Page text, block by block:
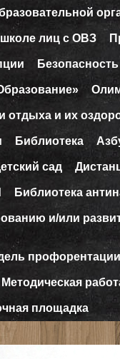
лиц с ОВЗ
Безопасность
отдыха и их
Библиотека
сад
Библиотека
и/или
Методическая
площадка